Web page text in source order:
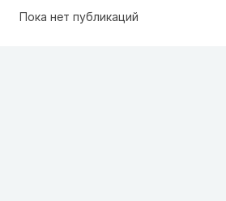
Пока нет публикаций